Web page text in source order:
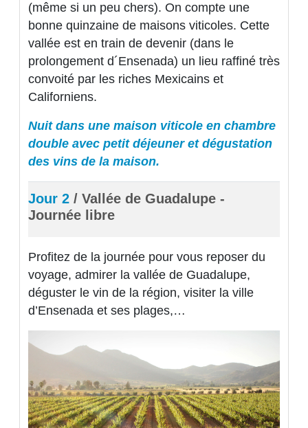
(même si un peu chers). On compte une
bonne quinzaine de maisons viticoles. Cette
vallée est en train de devenir (dans le
prolongement d´Ensenada) un lieu raffiné très
convoité par les riches Mexicains et
Californiens.
Nuit dans une maison viticole en chambre
double avec petit déjeuner et dégustation
des vins de la maison.
Jour 2 / Vallée de Guadalupe -
Journée libre
Profitez de la journée pour vous reposer du
voyage, admirer la vallée de Guadalupe,
déguster le vin de la région, visiter la ville
d’Ensenada et ses plages,…